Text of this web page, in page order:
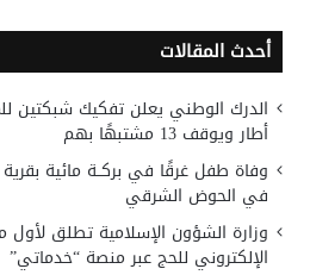
أحدث المقالات
الدرك الوطني يعلن تفكيك شبكتين
أطار ويوقف 13 مشتبهًا بهم
وفاة طفل غرقًا في بركــة مائية بقرية
في الحوض الشرقي
وزارة الشؤون الإسلامية تطلق لأول
الإلكتروني للحج عبر منصة “خدماتي”